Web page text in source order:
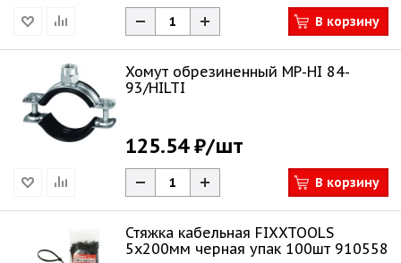
В корзину
Хомут обрезиненный MP-HI 84-
93/HILTI
125.54 ₽/шт
В корзину
Стяжка кабельная FIXXTOOLS
5х200мм черная упак 100шт 910558